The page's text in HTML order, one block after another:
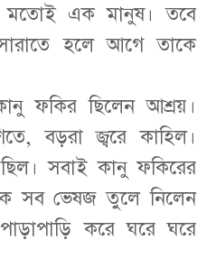
এক মানুষ। তবে
হলে আগে তাকে
ফকির ছিলেন আশ্রয়।
বড়রা জ্বরে কাহিল।
সবাই কানু ফকিরের
সব ভেষজ তুলে নিলেন
করে ঘরে ঘরে